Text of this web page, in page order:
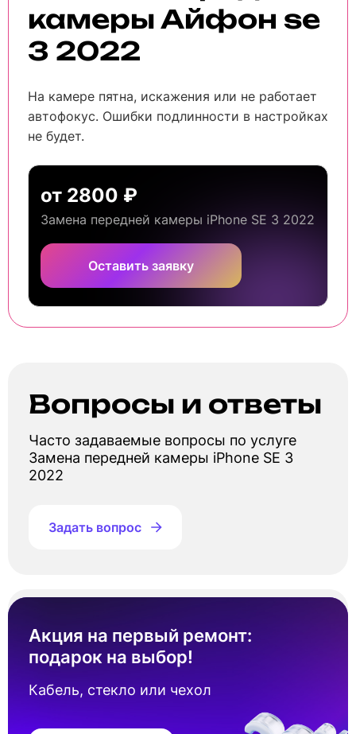
камеры Айфон se
3 2022
На камере пятна, искажения или не работает
автофокус. Ошибки подлинности в настройках
не будет.
от 2800 ₽
Замена передней камеры iPhone SE 3 2022
Оставить заявку
Вопросы и ответы
Часто задаваемые вопросы по услуге
Замена передней камеры iPhone SE 3
2022
Задать вопрос
Акция на первый ремонт:
подарок на выбор!
Кабель, стекло или чехол
Айфон se 3 2022?
Стоимость замена передней камеры Айфон
se 3 2022 составляет от 2 800 ₽. Точная цена
зависит от наличия запчастей под ваш